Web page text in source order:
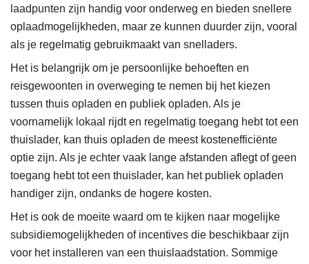
laadpunten zijn handig voor onderweg en bieden snellere
oplaadmogelijkheden, maar ze kunnen duurder zijn, vooral
als je regelmatig gebruikmaakt van snelladers.
Het is belangrijk om je persoonlijke behoeften en
reisgewoonten in overweging te nemen bij het kiezen
tussen thuis opladen en publiek opladen. Als je
voornamelijk lokaal rijdt en regelmatig toegang hebt tot een
thuislader, kan thuis opladen de meest kostenefficiënte
optie zijn. Als je echter vaak lange afstanden aflegt of geen
toegang hebt tot een thuislader, kan het publiek opladen
handiger zijn, ondanks de hogere kosten.
Het is ook de moeite waard om te kijken naar mogelijke
subsidiemogelijkheden of incentives die beschikbaar zijn
voor het installeren van een thuislaadstation. Sommige